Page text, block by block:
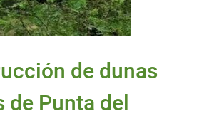
de dunas
de Punta del